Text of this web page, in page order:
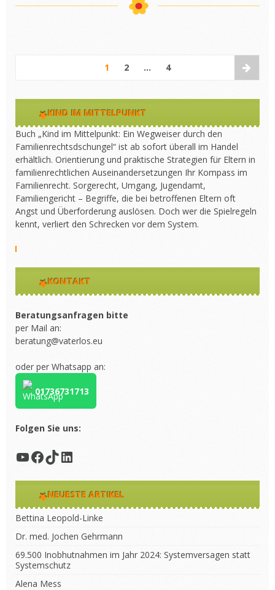
1 2 … 4
KIND IM MITTELPUNKT
Buch „Kind im Mittelpunkt: Ein Wegweiser durch den
Familienrechtsdschungel“ ist ab sofort überall im Handel
erhältlich. Orientierung und praktische Strategien für Eltern in
familienrechtlichen Auseinandersetzungen Ihr Kompass im
Familienrecht. Sorgerecht, Umgang, Jugendamt,
Familiengericht – Begriffe, die bei betroffenen Eltern oft
Angst und Überforderung auslösen. Doch wer die Spielregeln
kennt, verliert den Schrecken vor dem System.
KONTAKT
Beratungsanfragen bitte
per Mail an:
beratung@vaterlos.eu
oder per Whatsapp an:
01736731713
Folgen Sie uns:
YouTube
Facebook
TikTok
LinkedIn
NEUESTE ARTIKEL
Bettina Leopold-Linke
Dr. med. Jochen Gehrmann
69.500 Inobhutnahmen im Jahr 2024: Systemversagen statt
Systemschutz
Alena Mess